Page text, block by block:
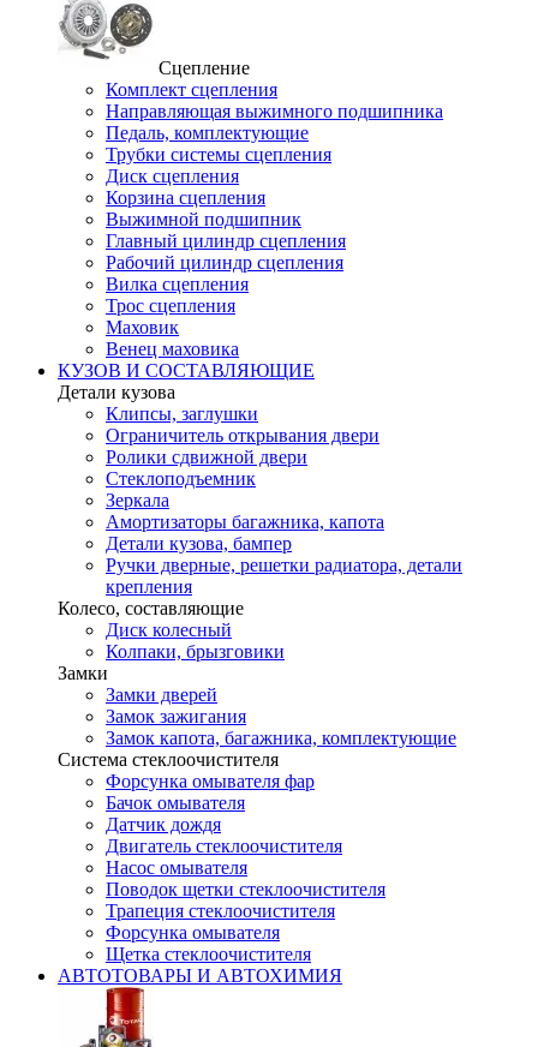
Сцепление
Комплект сцепления
Направляющая выжимного подшипника
Педаль, комплектующие
Трубки системы сцепления
Диск сцепления
Корзина сцепления
Выжимной подшипник
Главный цилиндр сцепления
Рабочий цилиндр сцепления
Вилка сцепления
Трос сцепления
Маховик
Венец маховика
КУЗОВ И СОСТАВЛЯЮЩИЕ
Детали кузова
Клипсы, заглушки
Ограничитель открывания двери
Ролики сдвижной двери
Стеклоподъемник
Зеркала
Амортизаторы багажника, капота
Детали кузова, бампер
Ручки дверные, решетки радиатора, детали
крепления
Колесо, составляющие
Диск колесный
Колпаки, брызговики
Замки
Замки дверей
Замок зажигания
Замок капота, багажника, комплектующие
Система стеклоочистителя
Форсунка омывателя фар
Бачок омывателя
Датчик дождя
Двигатель стеклоочистителя
Насос омывателя
Поводок щетки стеклоочистителя
Трапеция стеклоочистителя
Форсунка омывателя
Щетка стеклоочистителя
АВТОТОВАРЫ И АВТОХИМИЯ